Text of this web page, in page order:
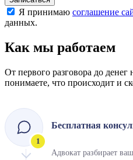
Я принимаю соглашение
данных.
Как мы работаем
От первого разговора до
понимаете, что происходит и
1
Бесплатная
Адвокат разбирает